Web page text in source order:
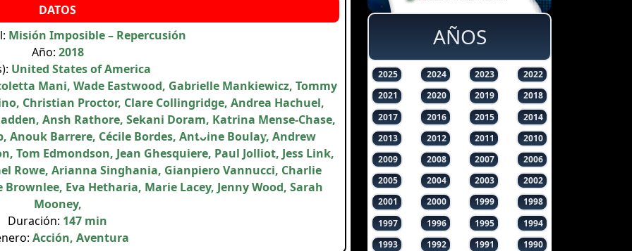
Misión Imposible – Repercusión
Año: 2018
United States of America
Mani, Wade Eastwood, Gabrielle Mankiewicz, Tommy
Christian Proctor, Clare Collingridge, Andrea Hachuel,
Ansh Rathore, Sekani Doram, Katrina Mense-Chase,
Anouk Barrere, Cécile Bordes, Antoine Boulay, Andrew
Tom Edmondson, Jean Ghesquiere, Paul Jolliot, Jess Link,
Rowe, Arianna Singhania, Gianpiero Vannucci, Charlie
Eva Hetharia, Marie Lacey, Jenny Wood, Sarah
Mooney,
Duración: 147 min
Acción, Aventura
AÑOS
2025 2024 2023
2022
2021
2020 2019
2018
2017
2016 2015
2014
2013
2012 2011
2010
2009
2008 2007
2006
2005
2004 2003
2002
2001
2000 1999
1998
1997
1996 1995
1994
1993
1992 1991
1990